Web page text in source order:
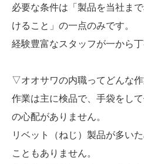
必要な条件は「製品を当社ま
けること」の一点のみです。
経験豊富なスタッフが一から
▽オオサワの内職ってどんな
作業は主に検品で、手袋をし
の心配がありません。
リベット（ねじ）製品が多い
こともありません。